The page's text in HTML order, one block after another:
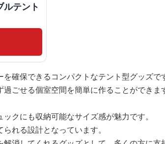
ルテント
確保できるコンパクトなテント型グッズで
ごせる個室空間を簡単に作ることができま
クにも収納可能なサイズ感が魅力です。
れる設計となっています。